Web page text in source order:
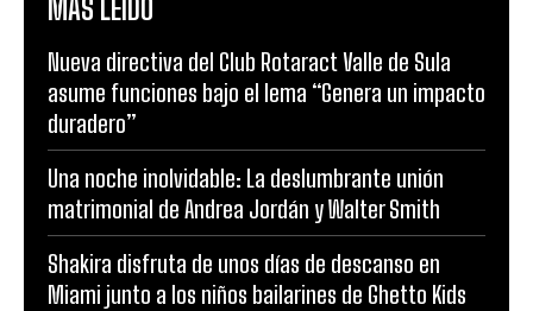
MÁS LEÍDO
Nueva directiva del Club Rotaract Valle de Sula
asume funciones bajo el lema “Genera un impacto
duradero”
Una noche inolvidable: La deslumbrante unión
matrimonial de Andrea Jordán y Walter Smith
Shakira disfruta de unos días de descanso en
Miami junto a los niños bailarines de Ghetto Kids